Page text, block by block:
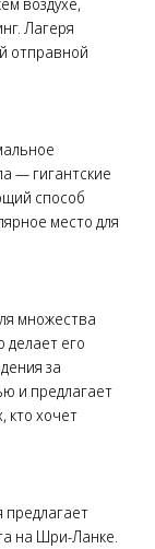
воздухе,
Лагеря
отправной
— гигантские
способ
место для
множества
делает его
за
и предлагает
кто хочет
предлагает
на Шри-Ланке.